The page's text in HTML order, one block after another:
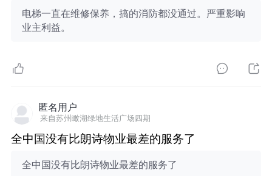
电梯一直在维修保养，搞的消防都没通过。严重影响
业主利益。
匿名用户
来自苏州瞰湖绿地生活广场四期
全中国没有比朗诗物业最差的服务了
全中国没有比朗诗物业最差的服务了